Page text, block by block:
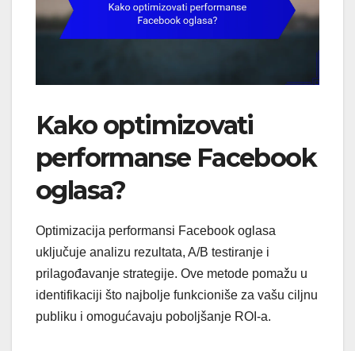
Kako optimizovati
performanse Facebook
oglasa?
Optimizacija performansi Facebook oglasa
uključuje analizu rezultata, A/B testiranje i
prilagođavanje strategije. Ove metode pomažu u
identifikaciji što najbolje funkcioniše za vašu ciljnu
publiku i omogućavaju poboljšanje ROI-a.